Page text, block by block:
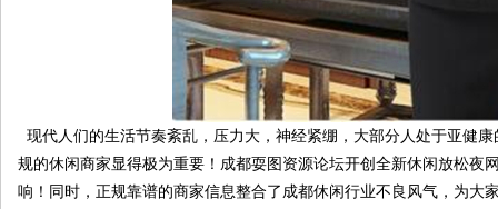
现代人们的生活节奏紊乱，压力大，神经紧绷，大部分人处于亚健
规的休闲商家显得极为重要！成都耍图资源论坛开创全新休闲放松
响！同时，正规靠谱的商家信息整合了成都休闲行业不良风气，为